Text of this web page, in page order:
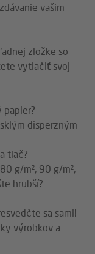
vašim
zložke so
vytlačiť svoj
disperzným
tlač?
g/m², 90 g/m²,
hrubší?
sa sami!
výrobkov a